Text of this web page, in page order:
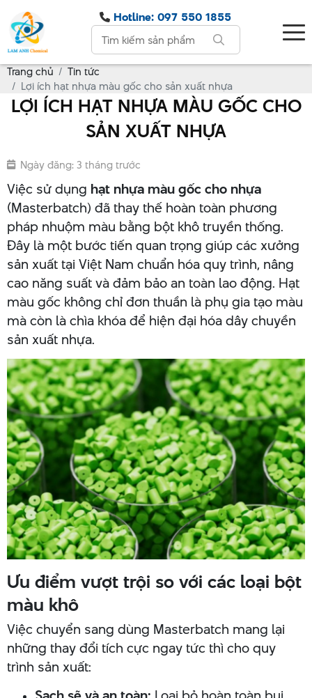
Hotline: 097 550 1855
Trang chủ
Tin tức
Lợi ích hạt nhựa màu gốc cho sản xuất nhựa
LỢI ÍCH HẠT NHỰA MÀU GỐC CHO
SẢN XUẤT NHỰA
Ngày đăng: 3 tháng trước
Việc sử dụng hạt nhựa màu gốc cho nhựa
(Masterbatch) đã thay thế hoàn toàn phương
pháp nhuộm màu bằng bột khô truyền thống.
Đây là một bước tiến quan trọng giúp các xưởng
sản xuất tại Việt Nam chuẩn hóa quy trình, nâng
cao năng suất và đảm bảo an toàn lao động. Hạt
màu gốc không chỉ đơn thuần là phụ gia tạo màu
mà còn là chìa khóa để hiện đại hóa dây chuyền
sản xuất nhựa.
Ưu điểm vượt trội so với các loại bột
màu khô
Việc chuyển sang dùng Masterbatch mang lại
những thay đổi tích cực ngay tức thì cho quy
trình sản xuất: